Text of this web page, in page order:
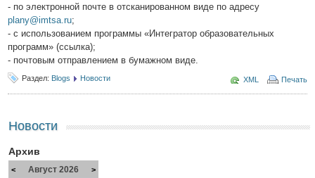
- по электронной почте в отсканированном виде по адресу
plany@imtsa.ru;
- с использованием программы «Интегратор образовательных
программ» (ссылка);
- почтовым отправлением в бумажном виде.
XML Печать
Раздел: Blogs Новости
Новости
Архив
< Август 2026
>